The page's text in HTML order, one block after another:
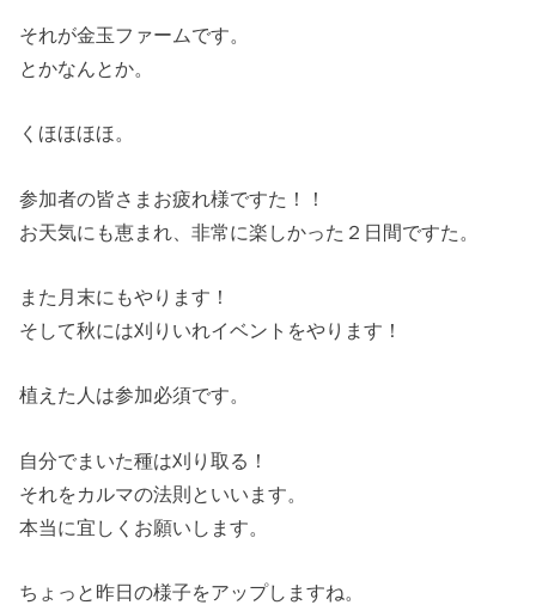
それが金玉ファームです。
とかなんとか。
くほほほほ。
参加者の皆さまお疲れ様ですた！！
お天気にも恵まれ、非常に楽しかった２日間ですた。
また月末にもやります！
そして秋には刈りいれイベントをやります！
植えた人は参加必須です。
自分でまいた種は刈り取る！
それをカルマの法則といいます。
本当に宜しくお願いします。
ちょっと昨日の様子をアップしますね。